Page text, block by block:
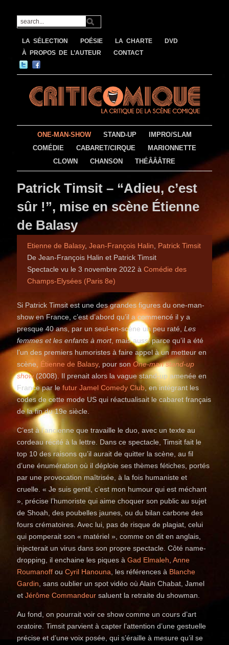
LA SÉLECTION POÉSIE LA CHARTE
DVD
À PROPOS DE L’AUTEUR
CONTACT
ONE-MAN-SHOW STAND-UP
IMPRO/SLAM
COMÉDIE
CABARET/CIRQUE
MARIONNETTE
CLOWN
CHANSON THÉÂÂÂTRE
Patrick Timsit – “Adieu, c’est
sûr !”, mise en scène Étienne
de Balasy
Etienne de Balasy,Jean-François Halin, Patrick Timsit
De Jean-François Halin et Patrick Timsit
Spectacle vu le 3 novembre 2022 àComédie des
Champs-Elysées (Paris 8e)
Si Patrick Timsit est une des grandes figures du one-man-
show en France, c’est d’abord qu’il a commencé il y a
presque 40 ans, par un seul-en-scène un peu raté,Les
femmes et les enfants à mort, mais aussi parce qu’il a été
l’un des premiers humoristes à faire appel à un metteur en
scène, Étienne de Balasy, pour sonOne-man stand-up
show(2008). Il prenait alors la vague stand-up amenée en
France par lefutur Jamel Comedy Club, en intégrant les
codes de cette mode US qui réactualisait le cabaret français
de la fin du 19e siècle.
C’est à l’ancienne que travaille le duo, avec un texte au
cordeau récité à la lettre. Dans ce spectacle, Timsit fait le
top 10 des raisons qu’il aurait de quitter la scène, au fil
d’une énumération où il déploie ses thèmes fétiches, portés
par une provocation maîtrisée, à la fois humaniste et
cruelle. « Je suis gentil, c’est mon humour qui est méchant
», précise l’humoriste qui aime choquer son public au sujet
de Shoah, des poubelles jaunes, ou du bilan carbone des
fours crématoires. Avec lui, pas de risque de plagiat, celui
qui pomperait son « matériel », comme on dit en anglais,
injecterait un virus dans son propre spectacle. Côté name-
dropping, il enchaine les piques àGad Elmaleh,Anne
Roumanoff ouCyril Hanouna, les références à Blanche
Gardin, sans oublier un spot vidéo où Alain Chabat, Jamel
etJérôme Commandeur saluent la retraite du showman.
Au fond, on pourrait voir ce show comme un cours d’art
oratoire. Timsit parvient à capter l’attention d’une gestuelle
précise et d’une voix posée, qui s’éraille à mesure qu’il se